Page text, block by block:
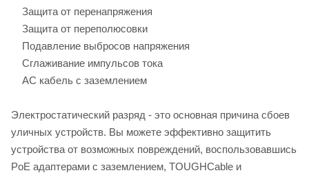
Защита от перенапряжения
Защита от переполюсовки
Подавление выбросов напряжения
Сглаживание импульсов тока
AC кабель с заземлением
Электростатический разряд - это основная причина сбоев
уличных устройств. Вы можете эффективно защитить
устройства от возможных повреждений, воспользовавшись
PoE адаптерами с заземлением, TOUGHCable и